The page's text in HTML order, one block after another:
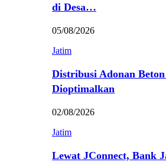
di Desa…
05/08/2026
Jatim
Distribusi Adonan
Dioptimalkan
02/08/2026
Jatim
Lewat JConnect, Bank